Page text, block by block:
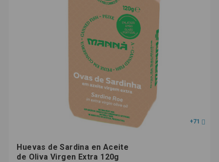
+71
Huevas de Sardina en Aceite
de Oliva Virgen Extra 120g